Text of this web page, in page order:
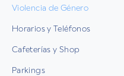
Violencia de Género
Horarios y Teléfonos
Cafeterías y Shop
Parkings